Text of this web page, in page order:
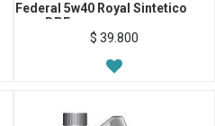
Federal 5w40 Royal Sintetico
para DPF
$ 39.800